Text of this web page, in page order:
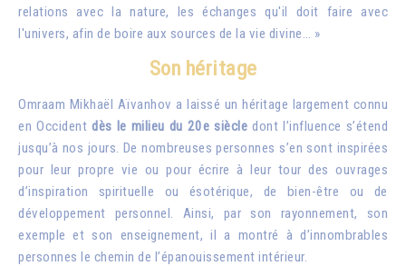
relations avec la nature, les échanges qu'il doit faire avec
l'univers, afin de boire aux sources de la vie divine… »
Son héritage
Omraam Mikhaël Aïvanhov a laissé un héritage largement connu
en Occident dès le milieu du 20e siècle dont l’influence s’étend
jusqu’à nos jours. De nombreuses personnes s’en sont inspirées
pour leur propre vie ou pour écrire à leur tour des ouvrages
d’inspiration spirituelle ou ésotérique, de bien-être ou de
développement personnel. Ainsi, par son rayonnement, son
exemple et son enseignement, il a montré à d’innombrables
personnes le chemin de l’épanouissement intérieur.